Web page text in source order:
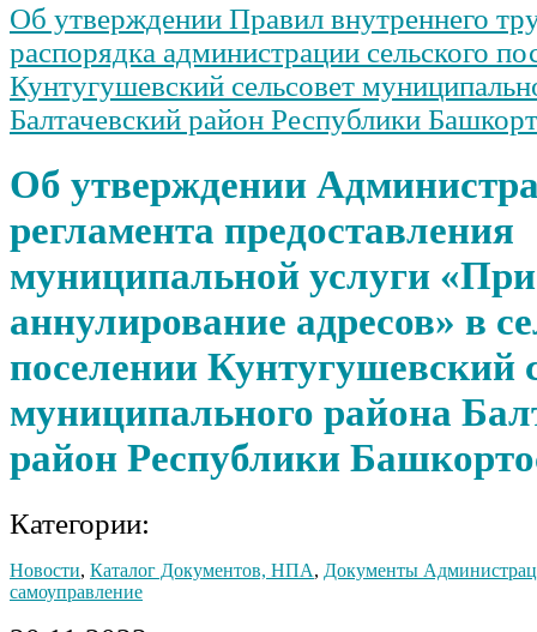
Об утверждении Правил внутреннего
распорядка администрации сельского
Кунтугушевский сельсовет
Балтачевский район Республики
Об утверждении
регламента предоставления
муниципальной услуги
аннулирование адресов» в
поселении Кунтугушевский
муниципального района
район Республики
Категории:
Новости, Каталог Документов, НПА, Документы
самоуправление